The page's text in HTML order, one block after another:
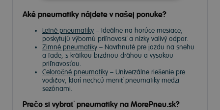
Aké pneumatiky nájdete v našej ponuke?
Letné pneumatiky – Ideálne na horúce mesiace,
poskytujú výbornú priľnavosť a nízky valivý odpor.
Zimné pneumatiky – Navrhnuté pre jazdu na snehu
a ľade, s krátkou brzdnou dráhou a vysokou
priľnavosťou.
Celoročné pneumatiky – Univerzálne riešenie pre
vodičov, ktorí nechcú meniť pneumatiky medzi
sezónami.
Prečo si vybrať pneumatiky na MorePneu.sk?